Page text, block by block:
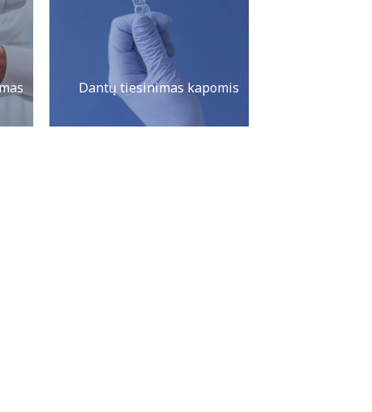
Dantų tiesinimas kapomis